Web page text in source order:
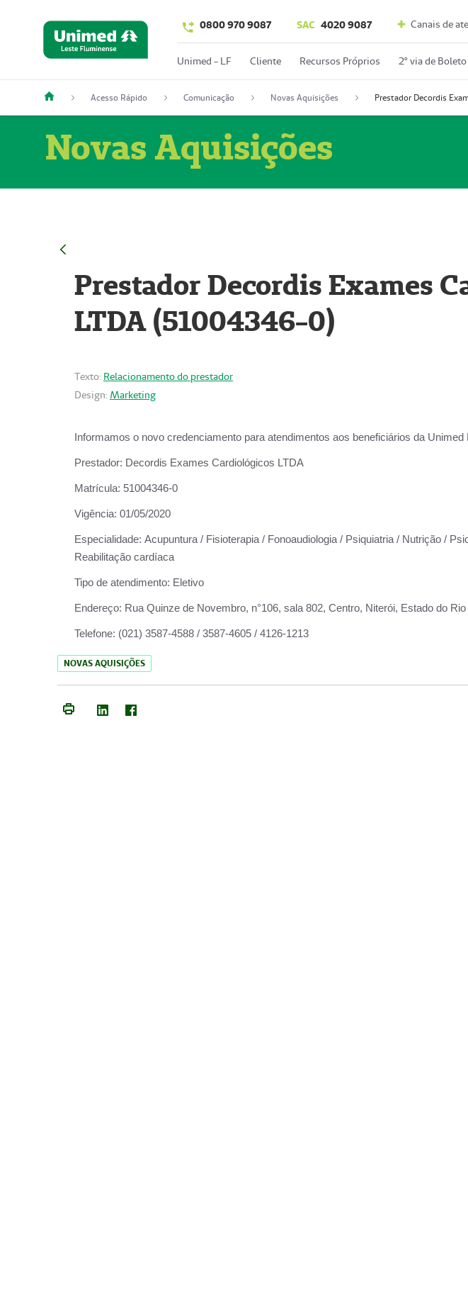
0800 970 9087 SAC 4020 9087 Canais de
Unimed - LF Cliente Recursos Próprios 2º via de Boleto
Acesso Rápido Comunicação Novas Aquisições
Novas Aquisições
Prestador Decordis Exames
LTDA (51004346-0)
Texto: Relacionamento do prestador
Design: Marketing
Informamos o novo credenciamento para atendimentos aos beneficiários da Unimed
Prestador: Decordis Exames Cardiológicos LTDA
Matrícula: 51004346-0
Vigência: 01/05/2020
Especialidade: Acupuntura / Fisioterapia / Fonoaudiologia / Psiquiatria / Nutrição /
Reabilitação cardíaca
Tipo de atendimento: Eletivo
Endereço: Rua Quinze de Novembro, n°106, sala 802, Centro, Niterói, Estado do
Telefone: (021) 3587-4588 / 3587-4605 / 4126-1213
NOVAS AQUISIÇÕES